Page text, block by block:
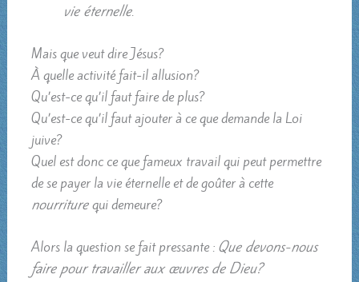
vie éternelle.
Mais que veut dire Jésus?
À quelle activité fait-il allusion?
Qu’est-ce qu’il faut faire de plus?
Qu’est-ce qu’il faut ajouter à ce que demande la Loi
juive?
Quel est donc ce que fameux travail qui peut permettre
de se payer la vie éternelle et de goûter à cette
nourriturequi demeure?
Alors la question se fait pressante : Que devons-nous
faire pour travailler aux œuvres de Dieu?